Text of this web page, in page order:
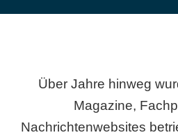
Über Jahre hinweg
Magazine,
Nachrichtenwebsites